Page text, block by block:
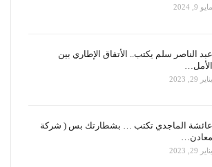
مايو 9, 2024
عبد الناصر سلم يكتب.. الأتفاق الإطاري بين
الأمل…
يناير 29, 2023
عائشة الماجدي تكتب … بشطارتك بس ( شركة
معادن…
يناير 29, 2023